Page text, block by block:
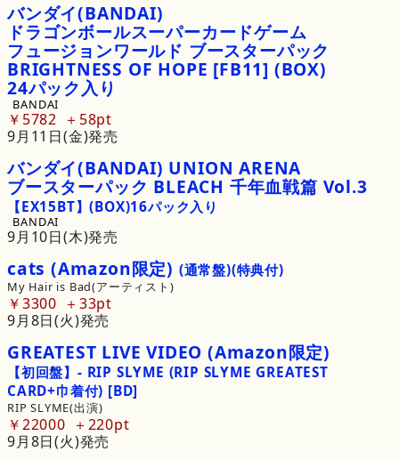
バンダイ(BANDAI)
ドラゴンボールスーパーカードゲーム
フュージョンワールド ブースターパック
BRIGHTNESS OF HOPE [FB11] (BOX)
24パック入り
BANDAI
￥5782
58pt
9月11日(金)発売
バンダイ(BANDAI) UNION ARENA
ブースターパック BLEACH 千年血戦篇 Vol.3
【EX15BT】(BOX)16パック入り
BANDAI
9月10日(木)発売
cats (Amazon限定) (通常盤)(特典付)
My Hair is Bad(アーティスト)
￥3300
33pt
9月8日(火)発売
GREATEST LIVE VIDEO (Amazon限定)
【初回盤】 - RIP SLYME (RIP SLYME GREATEST
CARD+巾着付) [BD]
RIP SLYME(出演)
￥22000
220pt
9月8日(火)発売